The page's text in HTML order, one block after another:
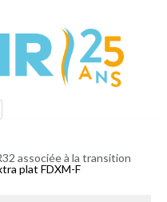
associée à la transition
plat FDXM-F